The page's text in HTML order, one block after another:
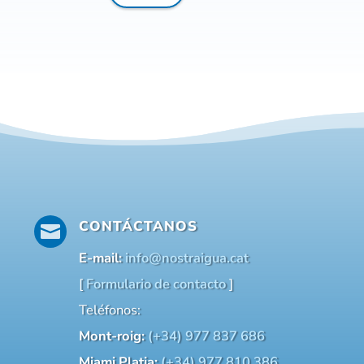

CONTÁCTANOS
E-mail: info@nostraigua.cat
[Formulario de contacto]
Teléfonos:
Mont-roig: (+34) 977 837 686